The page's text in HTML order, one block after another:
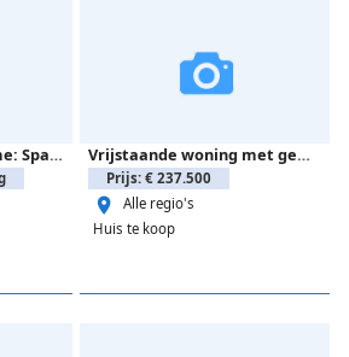
Strategische overname: SpanjeMarktplaats & SpanjeForum Vrijstaande woning met gem. zwembad en dakterras
Prijs: € 237.500
Alle regio's
Huis te koop